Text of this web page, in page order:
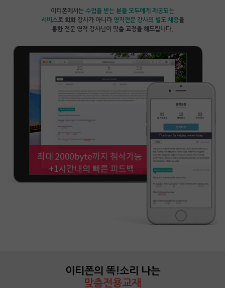
이티폰에서는 수업을 받는 분들 모두에게 제공되는
서비스로 회화 강사가 아니라 영작전문 강사의 별도 채용을
통한 전문 영작 강사님이 맞춤 교정을 해드립니다.
이티폰의 똑!소리 나는
맞춤전용교재